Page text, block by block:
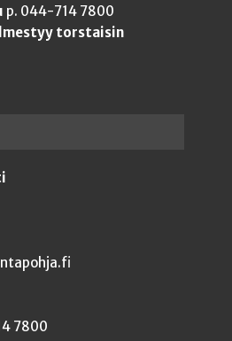
p. 044-714 7800
torstaisin
7800